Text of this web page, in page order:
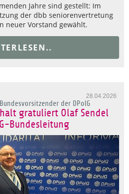
Jahre sind gestellt: Im
der dbb seniorenvertretung
neuer Vorstand gewählt.
28.04.2026
der DPolG
gratuliert Olaf Sendel
Bundesleitung